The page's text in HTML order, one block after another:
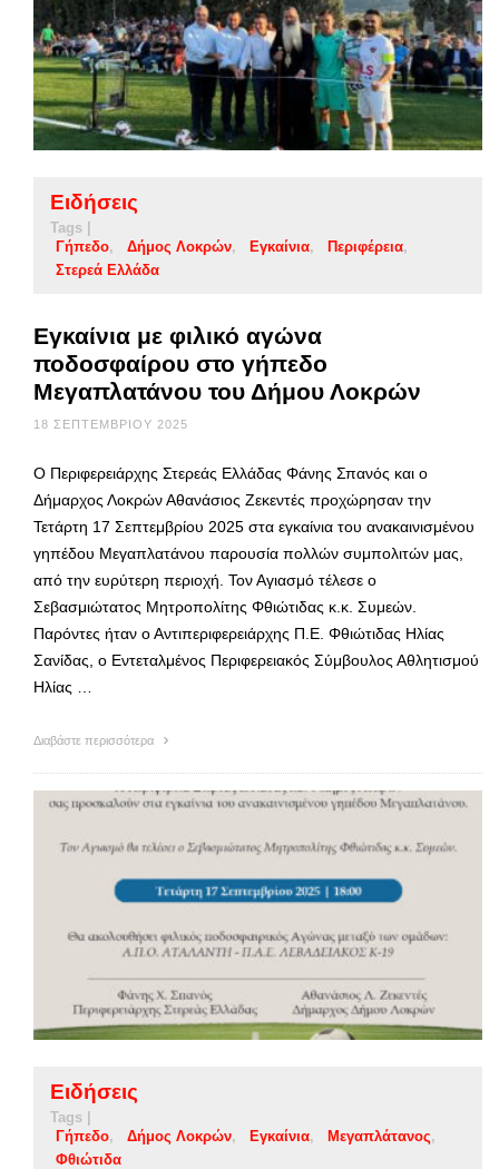
Ειδήσεις
Tags |
Γήπεδο
Δήμος Λοκρών Εγκαίνια
Περιφέρεια
Στερεά Ελλάδα
Εγκαίνια με φιλικό αγώνα
ποδοσφαίρου στο γήπεδο
Μεγαπλατάνου του Δήμου Λοκρών
18 ΣΕΠΤΕΜΒΡΊΟΥ 2025
Ο Περιφερειάρχης Στερεάς Ελλάδας Φάνης Σπανός και ο
Δήμαρχος Λοκρών Αθανάσιος Ζεκεντές προχώρησαν την
Τετάρτη 17 Σεπτεμβρίου 2025 στα εγκαίνια του ανακαινισμένου
γηπέδου Μεγαπλατάνου παρουσία πολλών συμπολιτών μας,
από την ευρύτερη περιοχή. Τον Αγιασμό τέλεσε ο
Σεβασμιώτατος Μητροπολίτης Φθιώτιδας κ.κ. Συμεών.
Παρόντες ήταν ο Αντιπεριφερειάρχης Π.Ε. Φθιώτιδας Ηλίας
Σανίδας, ο Εντεταλμένος Περιφερειακός Σύμβουλος Αθλητισμού
Ηλίας …
Διαβάστε περισσότερα
Ειδήσεις
Tags |
Γήπεδο
Δήμος Λοκρών Εγκαίνια
Μεγαπλάτανος
Φθιώτιδα